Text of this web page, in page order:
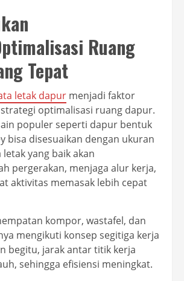
Ruang
Tepat
letak dapur menjadi faktor
optimalisasi ruang dapur.
populer seperti dapur bentuk
bisa disesuaikan dengan ukuran
yang baik akan
pergerakan, menjaga alur kerja,
aktivitas memasak lebih cepat
kompor, wastafel, dan
mengikuti konsep segitiga kerja
begitu, jarak antar titik kerja
sehingga efisiensi meningkat.